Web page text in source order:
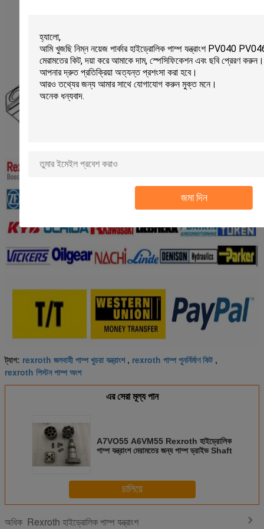
জমা দিন
ট্যাগ: rexroth জলবাহী পাম্প খুচরা যন্ত্রাংশ, rexroth পাম্প পুনর্নির্মাণ কিট ,
rexroth পিস্টন পাম্প অংশ
এর সেরা মূল্য পান
A7VO55 A6VM55 Rexroth হাইড্রোলিক
পাম্প যন্ত্রাংশ মেরামতের জন্য পাম্প ড্রাইভ Shaft
চালিয়ে
অধিক Rexroth হাইড্রোলিক পাম্প যন্ত্রাংশ